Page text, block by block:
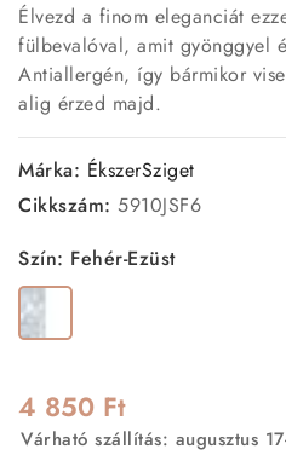
Élvezd a finom eleganciát
fülbevalóval, amit gyönggyel
Antiallergén, így bármikor
alig érzed majd.
Márka: ÉkszerSziget
Cikkszám: 5910JSF6
Szín: Fehér-Ezüst
Fehér-
Ezüst
4 850 Ft
Várható szállítás: augusztus